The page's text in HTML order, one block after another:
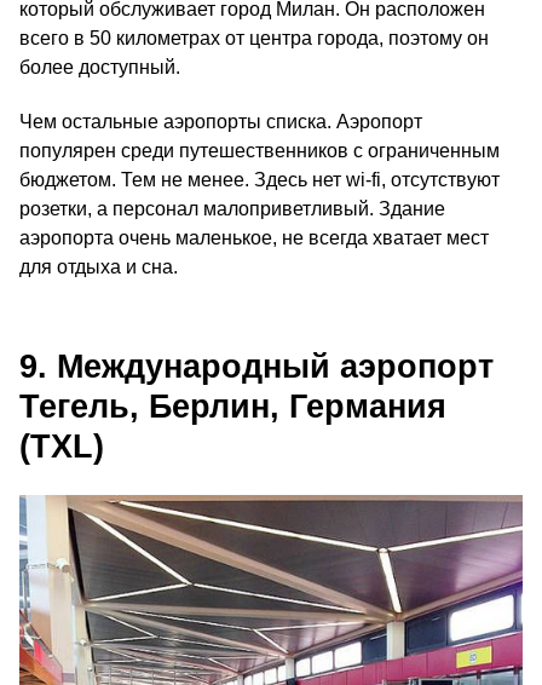
который обслуживает город Милан. Он расположен
всего в 50 километрах от центра города, поэтому он
более доступный.
Чем остальные аэропорты списка. Аэропорт
популярен среди путешественников с ограниченным
бюджетом. Тем не менее. Здесь нет wi-fi, отсутствуют
розетки, а персонал малоприветливый. Здание
аэропорта очень маленькое, не всегда хватает мест
для отдыха и сна.
9. Международный аэропорт
Тегель, Берлин, Германия
(TXL)